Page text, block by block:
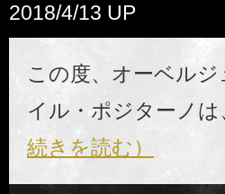
2018/4/13 UP
この度、オーベル
イル・ポジター
続きを読む）